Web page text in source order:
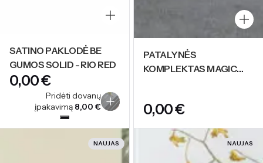
SATINO PAKLODĖ BE
GUMOS SOLID - RIO RED
€
Pridėti dovanų
įpakavimą 8,00 €
PATALYNĖS
KOMPLEKTAS MAGIC
€
NAUJAS NAUJAS